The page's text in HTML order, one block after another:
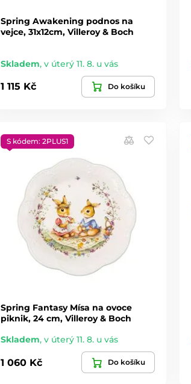
Spring Awakening podnos na
vejce, 31x12cm, Villeroy & Boch
Skladem, v úterý 11. 8. u vás
1 115 Kč Do košíku
S kódem: 2PLUS1
Spring Fantasy Mísa na ovoce
piknik, 24 cm, Villeroy & Boch
Skladem, v úterý 11. 8. u vás
1 060 Kč Do košíku